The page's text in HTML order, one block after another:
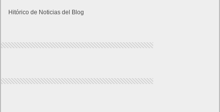
Hitórico de Noticias del Blog